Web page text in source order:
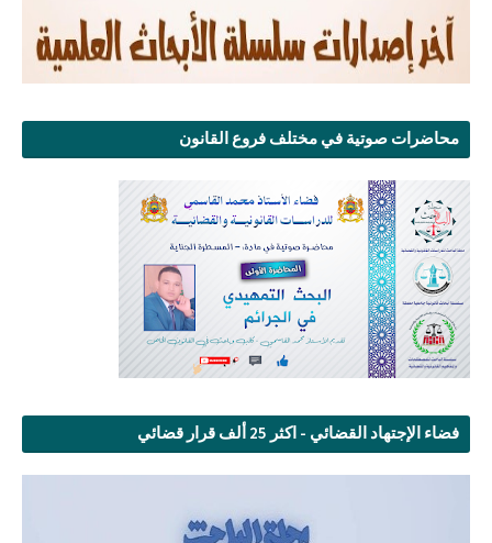
محاضرات صوتية في مختلف فروع القانون
فضاء الإجتهاد القضائي - اكثر 25 ألف قرار قضائي